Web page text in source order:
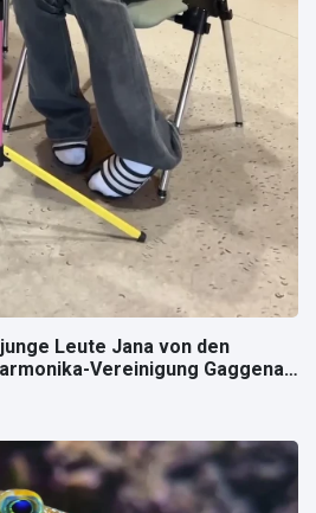
Leute Jana von den
Vereinigung Gaggenau
sein kann.